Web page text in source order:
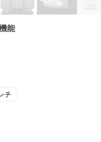
能
チ